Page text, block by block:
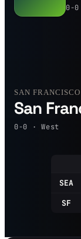
0-0
SAN FRANCISCO
San
0-0 · West
SEA
SF